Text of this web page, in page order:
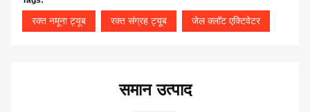
रक्त नमूना ट्यूब रक्त संग्रह ट्यूब जेल क्लॉट एक्टिवेटर
समान उत्पाद